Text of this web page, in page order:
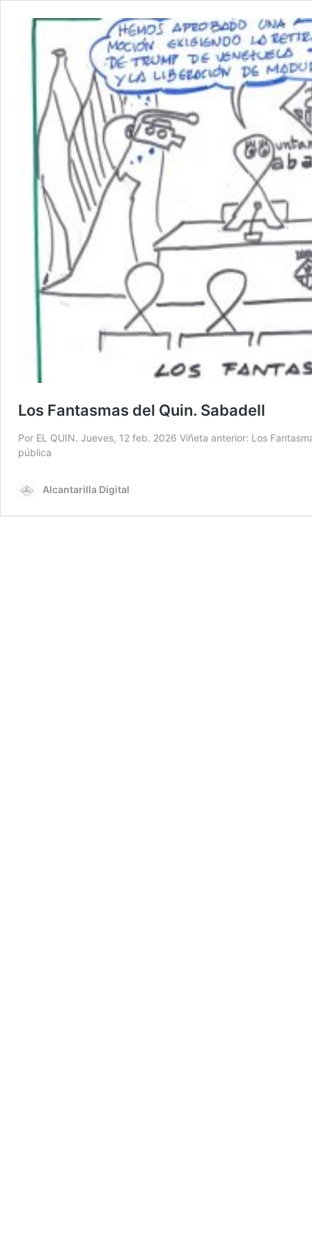
Los Fantasmas del Quin. Sabadell
Por EL QUIN. Jueves, 12 feb. 2026 Viñeta anterior: Los
pública
Alcantarilla Digital